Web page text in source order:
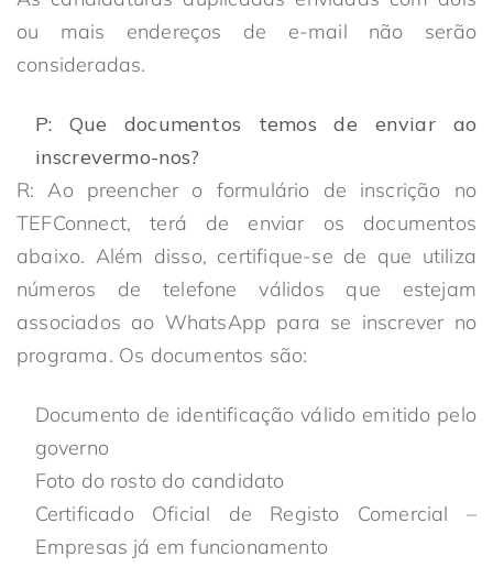
ou mais endereços de e-mail não serão
consideradas.
P: Que documentos temos de enviar ao
inscrevermo-nos?
R: Ao preencher o formulário de inscrição no
TEFConnect, terá de enviar os documentos
abaixo. Além disso, certifique-se de que utiliza
números de telefone válidos que estejam
associados ao WhatsApp para se inscrever no
programa. Os documentos são:
Documento de identificação válido emitido pelo
governo
Foto do rosto do candidato
Certificado Oficial de Registo Comercial –
Empresas já em funcionamento